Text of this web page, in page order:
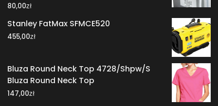
80,00zł
Stanley FatMax SFMCE520
455,00zł
Bluza Round Neck Top 4728/Shpw/S
Bluza Round Neck Top
147,00zł